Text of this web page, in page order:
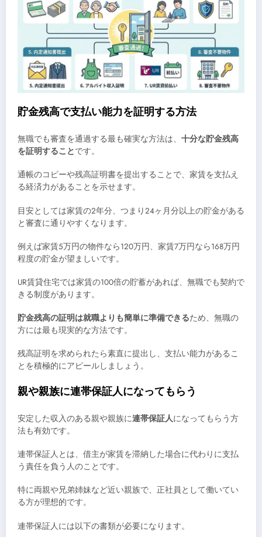
貯金残高で支払い能力を証明する方法
無職でも審査を通過する最も確実な方法は、 十分な貯金残高
を証明することです。
通帳のコピーや残高証明書を提出することで、家賃を支払え
る経済力があることを示せます。
目安としては家賃の2年分、つまり24ヶ月分以上の貯金がある
と審査に通りやすくなります。
例えば家賃5万円の物件なら120万円、家賃7万円なら168万円
程度の貯金が望ましいです。
UR賃貸住宅では家賃の100倍の貯蓄があれば、無職でも契約で
きる制度があります。
貯金残高の証明は就職よりも簡単に準備できるため、無職の
方には最も現実的な方法です。
残高証明を求められたら素直に提出し、支払い能力があるこ
とを積極的にアピールしましょう。
親や親族に連帯保証人になってもらう
安定した収入のある親や親族に連帯保証人になってもらう方
法も有効です。
連帯保証人とは、借主が家賃を滞納した場合に代わりに支払
う責任を負う人のことです。
特に両親や兄弟姉妹など近い親族で、正社員として働いてい
る方が理想的です。
連帯保証人には以下の書類が必要になります。